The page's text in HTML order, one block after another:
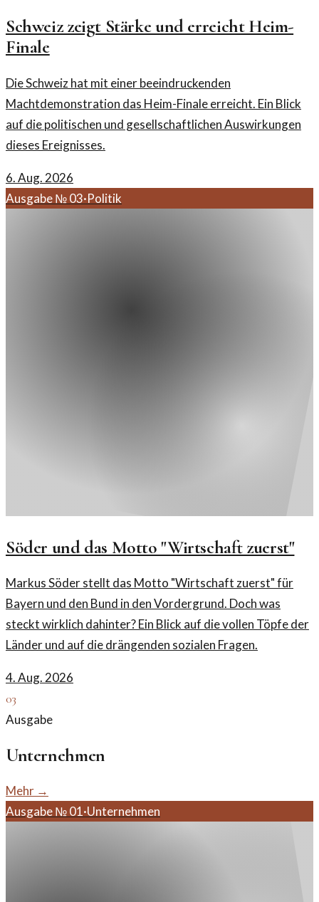
Schweiz zeigt Stärke und erreicht Heim-
Finale
Die Schweiz hat mit einer beeindruckenden
Machtdemonstration das Heim-Finale erreicht. Ein Blick
auf die politischen und gesellschaftlichen Auswirkungen
dieses Ereignisses.
6. Aug. 2026
Ausgabe №03·Politik
Söder und das Motto "Wirtschaft zuerst"
Markus Söder stellt das Motto "Wirtschaft zuerst" für
Bayern und den Bund in den Vordergrund. Doch was
steckt wirklich dahinter? Ein Blick auf die vollen Töpfe der
Länder und auf die drängenden sozialen Fragen.
4. Aug. 2026
03
Ausgabe
Unternehmen
Mehr →
Ausgabe №01·Unternehmen